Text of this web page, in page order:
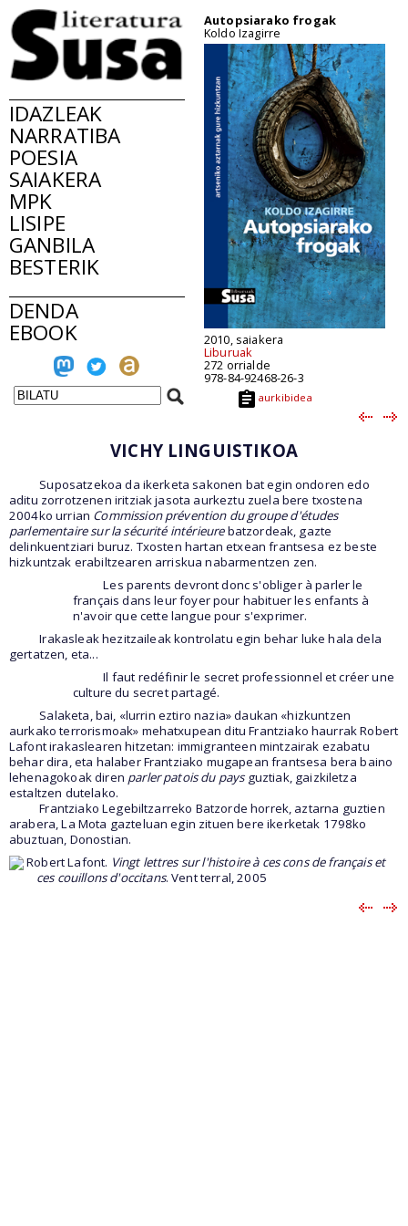
IDAZLEAK
NARRATIBA
POESIA
SAIAKERA
MPK
LISIPE
GANBILA
BESTERIK
DENDA
EBOOK
Autopsiarako frogak
Koldo Izagirre
2010, saiakera
Liburuak
272 orrialde
978-84-92468-26-3
aurkibidea
VICHY LINGUISTIKOA
Suposatzekoa da ikerketa sakonen bat egin ondoren edo
aditu zorrotzenen iritziak jasota aurkeztu zuela bere txostena
2004ko urrian Commission prévention du groupe d'études
parlementaire sur la sécurité intérieurebatzordeak, gazte
delinkuentziari buruz. Txosten hartan etxean frantsesa ez beste
hizkuntzak erabiltzearen arriskua nabarmentzen zen.
Les parents devront donc s'obliger à parler le
français dans leur foyer pour habituer les enfants à
n'avoir que cette langue pour s'exprimer.
Irakasleak hezitzaileak kontrolatu egin behar luke hala dela
gertatzen, eta...
Il faut redéfinir le secret professionnel et créer une
culture du secret partagé.
Salaketa, bai, «lurrin eztiro nazia» daukan «hizkuntzen
aurkako terrorismoak» mehatxupean ditu Frantziako haurrak Robert
Lafont irakaslearen hitzetan: immigranteen mintzairak ezabatu
behar dira, eta halaber Frantziako mugapean frantsesa bera baino
lehenagokoak diren parler patois du paysguztiak, gaizkiletza
estaltzen dutelako.
Frantziako Legebiltzarreko Batzorde horrek, aztarna guztien
arabera, La Mota gazteluan egin zituen bere ikerketak 1798ko
abuztuan, Donostian.
Robert Lafont. Vingt lettres sur l'histoire à ces cons de français et
ces couillons d'occitans. Vent terral, 2005